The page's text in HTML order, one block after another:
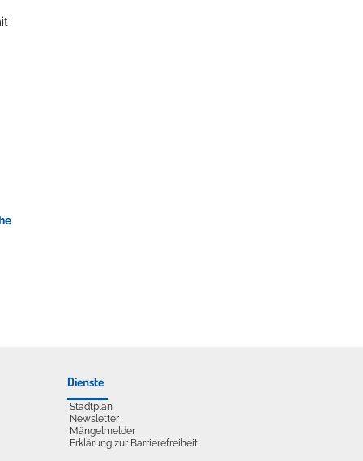
Dienste
Stadtplan
Newsletter
Mängelmelder
Erklärung zur Barrierefreiheit